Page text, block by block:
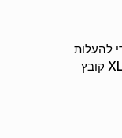
להעלות